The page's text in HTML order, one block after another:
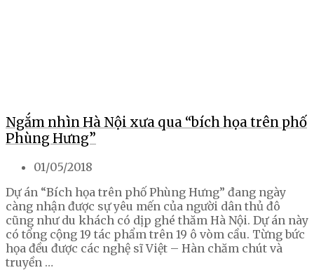
Ngắm nhìn Hà Nội xưa qua “bích họa trên phố
Phùng Hưng”
01/05/2018
Dự án “Bích họa trên phố Phùng Hưng” đang ngày
càng nhận được sự yêu mến của người dân thủ đô
cũng như du khách có dịp ghé thăm Hà Nội. Dự án này
có tổng cộng 19 tác phẩm trên 19 ô vòm cầu. Từng bức
họa đều được các nghệ sĩ Việt – Hàn chăm chút và
truyền …